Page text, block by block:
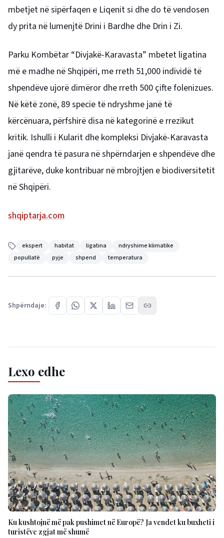
mbetjet në sipërfaqen e Liqenit si dhe do të vendosen
dy prita në lumenjtë Drini i Bardhe dhe Drin i Zi.
Parku Kombëtar “Divjakë-Karavasta” mbetet ligatina
më e madhe në Shqipëri, me rreth 51,000 individë të
shpendëve ujorë dimëror dhe rreth 500 çifte folenizues.
Në këtë zonë, 89 specie të ndryshme janë të
kërcënuara, përfshirë disa në kategorinë e rrezikut
kritik. Ishulli i Kularit dhe kompleksi Divjakë-Karavasta
janë qendra të pasura në shpërndarjen e shpendëve dhe
gjitarëve, duke kontribuar në mbrojtjen e biodiversitetit
në Shqipëri.
shqiptarja.com
ekspert habitat ligatina
ndryshime klimatike
popullatë
pyje shpend temperatura
Shpërndaje:
Lexo edhe
Ku kushtojnë më pak pushimet në Europë? Ja vendet ku buxheti i
turistëve zgjat më shumë